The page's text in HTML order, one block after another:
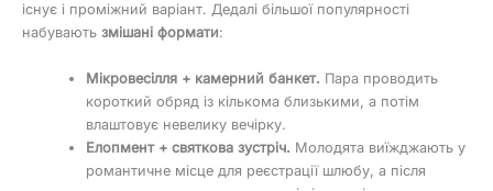
існує і проміжний варіант. Дедалі більшої популярності
набувають змішані формати:
Мікровесілля + камерний банкет. Пара проводить
короткий обряд із кількома близькими, а потім
влаштовує невелику вечірку.
Елопмент + святкова зустріч. Молодята виїжджають у
романтичне місце для реєстрації шлюбу, а після